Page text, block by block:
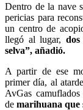
Dentro de la nave
pericias para
un centro de
llegó al lugar,
selva”, añadió.
A partir de ese
primer día, al
AvGas
de marihuana que